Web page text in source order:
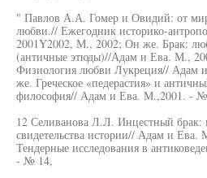
" Павлов А.А. Гомер и Овидий: от
любви.// Ежегодник историко-
2001Y2002, М., 2002; Он же. Брак:
(античные этюды)//Адам и Ева. М.,
Физиология любви Лукреция//
же. Греческое «педерастия» и
философия// Адам и Ева. М.,2001. -
12 Селиванова Л.Л. Инцестный брак:
свидетельства истории// Адам и
Тендерные исследования в
- № 14,